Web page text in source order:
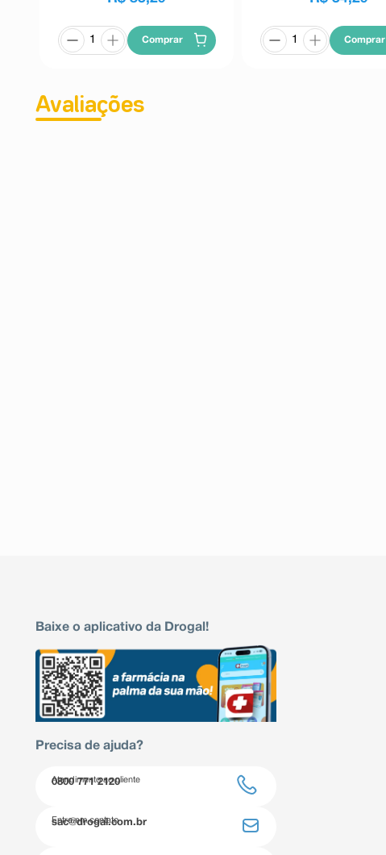
Comprar Comprar
Avaliações
Baixe o aplicativo da Drogal!
Precisa de ajuda?
Atendimento ao cliente
0800 771 2120
Entre em contato
sac@drogal.com.br